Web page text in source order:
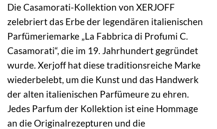
Die Casamorati-Kollektion von XERJOFF
zelebriert das Erbe der legendären italienischen
Parfümeriemarke „La Fabbrica di Profumi C.
Casamorati“, die im 19. Jahrhundert gegründet
wurde. Xerjoff hat diese traditionsreiche Marke
wiederbelebt, um die Kunst und das Handwerk
der alten italienischen Parfümeure zu ehren.
Jedes Parfum der Kollektion ist eine Hommage
an die Originalrezepturen und die